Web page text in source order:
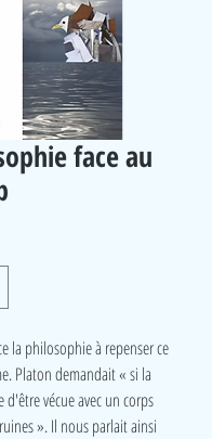
face au
la philosophie à repenser ce
Platon demandait « si la
d'être vécue avec un corps
». Il nous parlait ainsi